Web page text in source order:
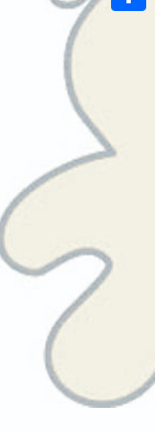
c
o
e